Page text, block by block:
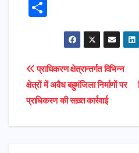
o
o
t
d
o
l
ts
p
ar
e
Post
navigation
प्राधिकरण क्षेत्रान्तर्गत विभिन्न
क्षेत्रों में अवैध बहुमंजिला निर्माणों पर
प्राधिकरण की सख़्त कार्रवाई